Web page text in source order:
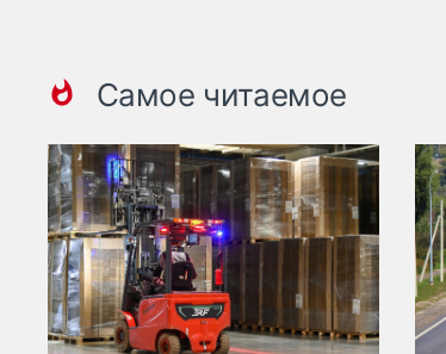
Самое читаемое